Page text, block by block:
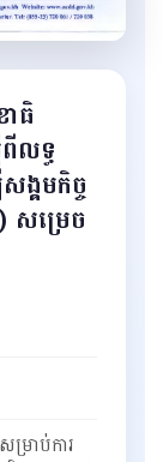
ធិ
លទ្ធ
ង្គមកិច្ច
សម្រេច
រាប់ការ